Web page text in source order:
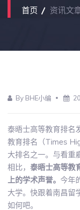
首页 资讯文
By BHE小编
泰晤士高等教育排名
教育排名（Times
大排名之一。与看重
相比， 泰晤士高等教
上的学术声誉。 今年
大学。快跟着南昌留
如何吧。